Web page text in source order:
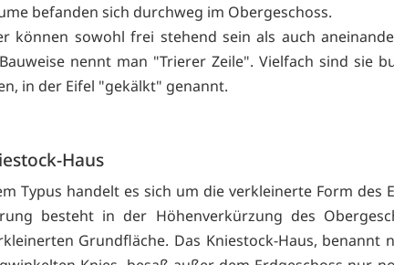
befanden sich durchweg im Obergeschoss.
können sowohl frei stehend sein als auch
nennt man "Trierer Zeile". Vielfach sind sie
in der Eifel "gekälkt" genannt.
Haus
Typus handelt es sich um die verkleinerte Form des
besteht in der Höhenverkürzung des
Grundfläche. Das Kniestock-Haus, benannt